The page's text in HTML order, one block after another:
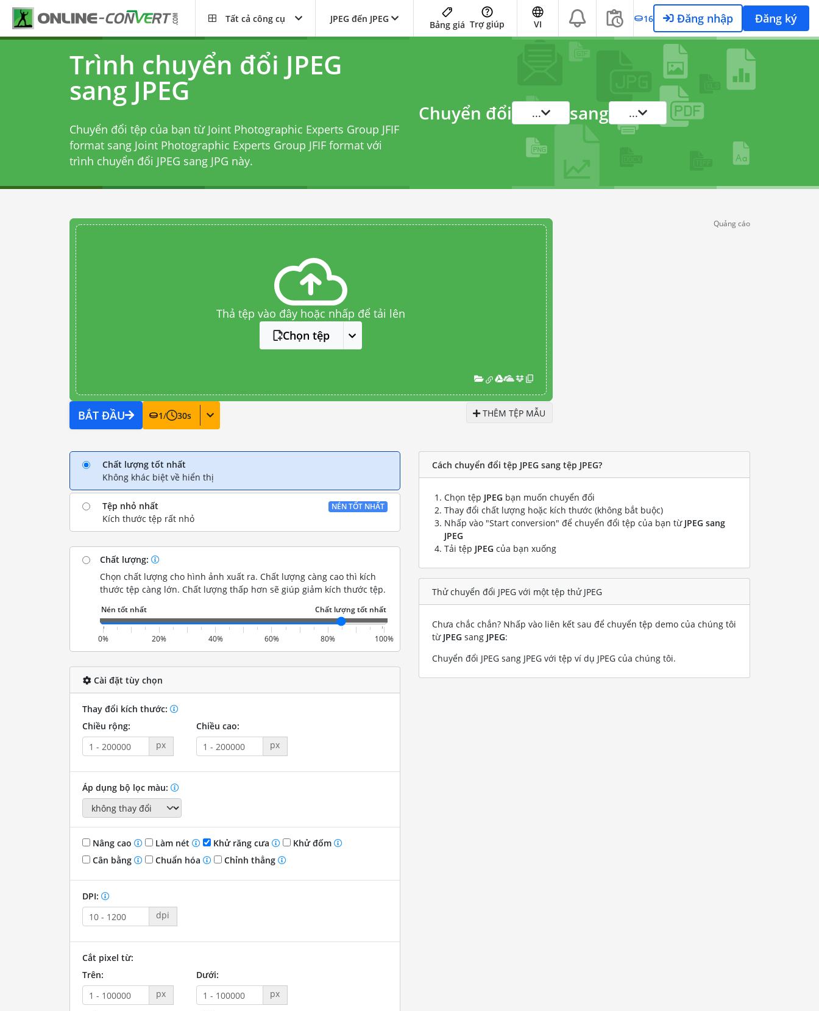
Tất cả công cụ JPEG đến JPEG
Bảng giá Trợ giúp VI 16 Đăng nhập Đăng ký
Trình chuyển đổi JPEG
sang JPEG
Chuyển đổi tệp của bạn từ Joint Photographic Experts Group JFIF
format sang Joint Photographic Experts Group JFIF format với
trình chuyển đổi JPEG sang JPG này.
Chuyển đổi ... sang ...
Thả tệp vào đây hoặc nhấp để tải lên
Chọn tệp
BẮT ĐẦU 1/ 30s THÊM TỆP MẪU
Quảng cáo
Chất lượng tốt nhất
Không khác biệt về hiển thị
Tệp nhỏ nhất
Kích thước tệp rất nhỏ
NÉN TỐT NHẤT
Chất lượng:
Chọn chất lượng cho hình ảnh xuất ra. Chất lượng càng cao thì kích
thước tệp càng lớn. Chất lượng thấp hơn sẽ giúp giảm kích thước tệp.
0% 20% 40% 60% 80% 100%
Cài đặt tùy chọn
Thay đổi kích thước:
Chiều rộng:
px
Chiều cao:
px
Áp dụng bộ lọc màu:
Nâng cao Làm nét Khử răng cưa
Khử đốm
Cân bằng
Chuẩn hóa Chỉnh thẳng
DPI:
dpi
Cắt pixel từ:
Trên:
px
Dưới:
px
Cách chuyển đổi tệp JPEG sang tệp JPEG?
Chọn tệp JPEG bạn muốn chuyển đổi
Thay đổi chất lượng hoặc kích thước (không bắt buộc)
Nhấp vào "Start conversion" để chuyển đổi tệp của bạn từ JPEG sang
JPEG
Tải tệp JPEG của bạn xuống
Thử chuyển đổi JPEG với một tệp thử JPEG
Chưa chắc chắn? Nhấp vào liên kết sau để chuyển tệp demo của chúng tôi
từ JPEG sang JPEG:
Chuyển đổi JPEG sang JPEG với tệp ví dụ JPEG của chúng tôi.